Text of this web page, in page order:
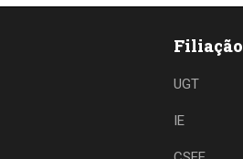
Filiação
UGT
IE